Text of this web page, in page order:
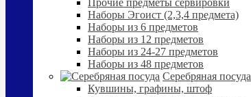
Прочие предметы сервировки
Наборы Эгоист (2,3,4 предмета)
Наборы из 6 предметов
Наборы из 12 предметов
Наборы из 24-27 предметов
Наборы из 48 предметов
Серебряная посуда
Кувшины, графины, штоф